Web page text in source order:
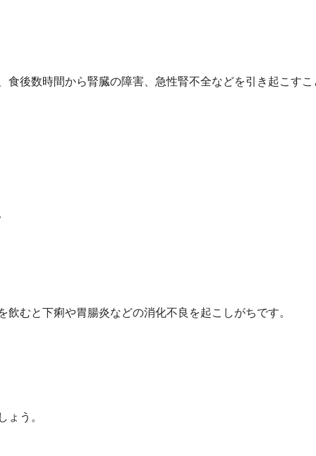
後数時間から腎臓の障害、急性腎不全などを引き起こす
むと下痢や胃腸炎などの消化不良を起こしがちです。
ょう。